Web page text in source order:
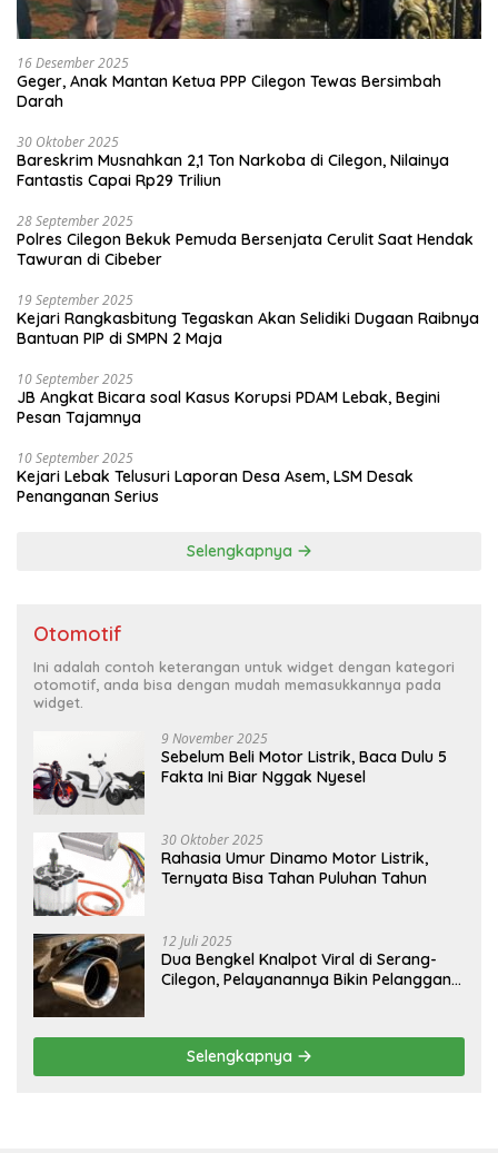
16 Desember 2025
Geger, Anak Mantan Ketua PPP Cilegon Tewas Bersimbah
Darah
30 Oktober 2025
Bareskrim Musnahkan 2,1 Ton Narkoba di Cilegon, Nilainya
Fantastis Capai Rp29 Triliun
28 September 2025
Polres Cilegon Bekuk Pemuda Bersenjata Cerulit Saat Hendak
Tawuran di Cibeber
19 September 2025
Kejari Rangkasbitung Tegaskan Akan Selidiki Dugaan Raibnya
Bantuan PIP di SMPN 2 Maja
10 September 2025
JB Angkat Bicara soal Kasus Korupsi PDAM Lebak, Begini
Pesan Tajamnya
10 September 2025
Kejari Lebak Telusuri Laporan Desa Asem, LSM Desak
Penanganan Serius
Selengkapnya
Otomotif
Ini adalah contoh keterangan untuk widget dengan kategori
otomotif, anda bisa dengan mudah memasukkannya pada
widget.
9 November 2025
Sebelum Beli Motor Listrik, Baca Dulu 5
Fakta Ini Biar Nggak Nyesel
30 Oktober 2025
Rahasia Umur Dinamo Motor Listrik,
Ternyata Bisa Tahan Puluhan Tahun
12 Juli 2025
Dua Bengkel Knalpot Viral di Serang-
Cilegon, Pelayanannya Bikin Pelanggan
Selengkapnya